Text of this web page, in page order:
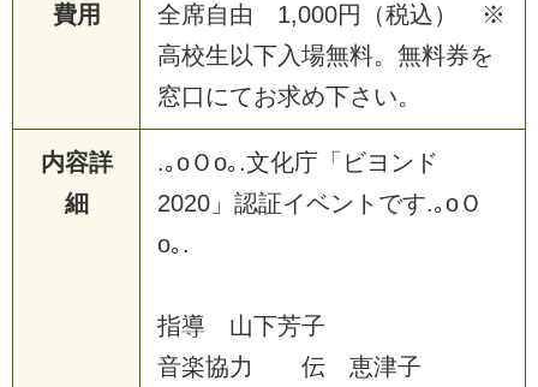
費用
全席自由 1,000円（税込） ※
高校生以下入場無料。無料券を
窓口にてお求め下さい。
内容詳
細
.｡oＯo｡.文化庁「ビヨンド
2020」認証イベントです.｡oＯ
o｡.
指導 山下芳子
音楽協力 伝 恵津子